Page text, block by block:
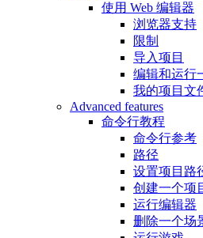
使用 Web 编辑器
浏览器支持
限制
导入项目
编辑和运行
我的项目文
Advanced features
命令行教程
命令行参考
路径
设置项目路
创建一个项
运行编辑器
删除一个场